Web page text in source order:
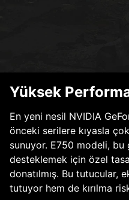
Yüksek
En yeni nesil NVIDIA
önceki serilere kıyasla
sunuyor. E750 modeli, bu
desteklemek için özel
donatılmış. Bu tutucular,
tutuyor hem de kırılma